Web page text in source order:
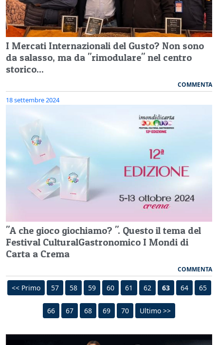
I Mercati Internazionali del Gusto? Non sono
da salasso, ma da "rimodulare" nel centro
storico...
COMMENTA
18 settembre 2024
"A che gioco giochiamo? ". Questo il tema del
Festival CulturalGastronomico I Mondi di
Carta a Crema
COMMENTA
<< Primo 57 58 59 60 61 62 63 64 65
66 67 68 69 70 Ultimo >>